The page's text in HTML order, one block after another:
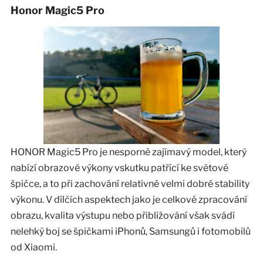
Honor Magic5 Pro
HONOR Magic5 Pro je nesporně zajímavý model, který
nabízí obrazové výkony vskutku patřící ke světové
špičce, a to při zachování relativně velmi dobré stability
výkonu. V dílčích aspektech jako je celkové zpracování
obrazu, kvalita výstupu nebo přibližování však svádí
nelehký boj se špičkami iPhonů, Samsungů i fotomobilů
od Xiaomi.